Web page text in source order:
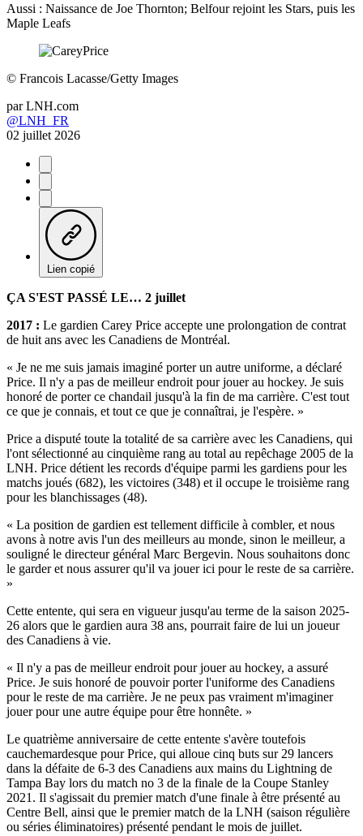
Aussi : Naissance de Joe Thornton; Belfour rejoint les Stars, puis les
Maple Leafs
© Francois Lacasse/Getty Images
par LNH.com
@LNH_FR
02 juillet 2026
Lien copié
ÇA S'EST PASSÉ LE… 2 juillet
2017 : Le gardien Carey Price accepte une prolongation de contrat
de huit ans avec les Canadiens de Montréal.
« Je ne me suis jamais imaginé porter un autre uniforme, a déclaré
Price. Il n'y a pas de meilleur endroit pour jouer au hockey. Je suis
honoré de porter ce chandail jusqu'à la fin de ma carrière. C'est tout
ce que je connais, et tout ce que je connaîtrai, je l'espère. »
Price a disputé toute la totalité de sa carrière avec les Canadiens, qui
l'ont sélectionné au cinquième rang au total au repêchage 2005 de la
LNH. Price détient les records d'équipe parmi les gardiens pour les
matchs joués (682), les victoires (348) et il occupe le troisième rang
pour les blanchissages (48).
« La position de gardien est tellement difficile à combler, et nous
avons à notre avis l'un des meilleurs au monde, sinon le meilleur, a
souligné le directeur général Marc Bergevin. Nous souhaitons donc
le garder et nous assurer qu'il va jouer ici pour le reste de sa carrière.
»
Cette entente, qui sera en vigueur jusqu'au terme de la saison 2025-
26 alors que le gardien aura 38 ans, pourrait faire de lui un joueur
des Canadiens à vie.
« Il n'y a pas de meilleur endroit pour jouer au hockey, a assuré
Price. Je suis honoré de pouvoir porter l'uniforme des Canadiens
pour le reste de ma carrière. Je ne peux pas vraiment m'imaginer
jouer pour une autre équipe pour être honnête. »
Le quatrième anniversaire de cette entente s'avère toutefois
cauchemardesque pour Price, qui alloue cinq buts sur 29 lancers
dans la défaite de 6-3 des Canadiens aux mains du Lightning de
Tampa Bay lors du match no 3 de la finale de la Coupe Stanley
2021. Il s'agissait du premier match d'une finale à être présenté au
Centre Bell, ainsi que le premier match de la LNH (saison régulière
ou séries éliminatoires) présenté pendant le mois de juillet.